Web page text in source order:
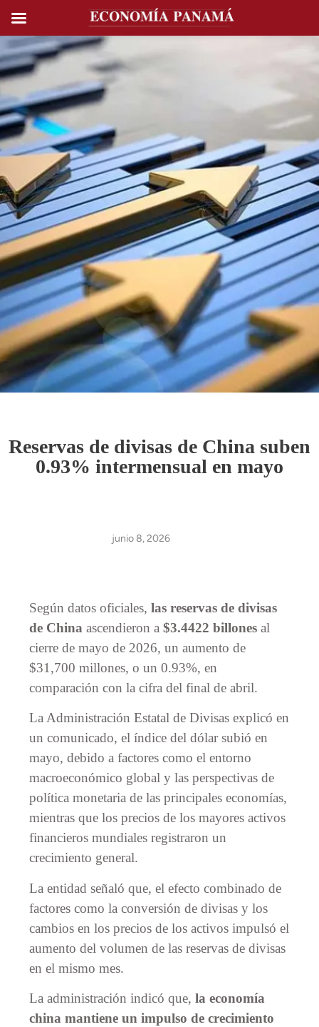
Reservas de divisas de China suben
0.93% intermensual en mayo
junio 8, 2026
Según datos oficiales, las reservas de divisas
de China ascendieron a $3.4422 billones al
cierre de mayo de 2026, un aumento de
$31,700 millones, o un 0.93%, en
comparación con la cifra del final de abril.
La Administración Estatal de Divisas explicó en
un comunicado, el índice del dólar subió en
mayo, debido a factores como el entorno
macroeconómico global y las perspectivas de
política monetaria de las principales economías,
mientras que los precios de los mayores activos
financieros mundiales registraron un
crecimiento general.
La entidad señaló que, el efecto combinado de
factores como la conversión de divisas y los
cambios en los precios de los activos impulsó el
aumento del volumen de las reservas de divisas
en el mismo mes.
La administración indicó que, la economía
china mantiene un impulso de crecimiento